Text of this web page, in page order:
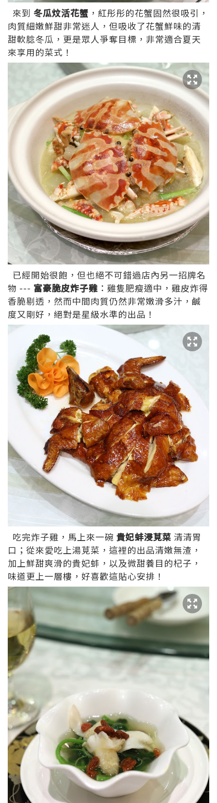
來到 冬瓜炆活花蟹 ，紅彤彤的花蟹固然很吸引，
肉質細嫩鮮甜非常迷人，但吸收了花蟹鮮味的清
甜軟腍冬瓜，更是眾人爭奪目標，非常適合夏天
來享用的菜式！
已經開始很飽，但也絕不可錯過店內另一招牌名
物 --- 富豪脆皮炸子雞 ：雞隻肥瘦適中，雞皮炸得
香脆剔透，然而中間肉質仍然非常嫩滑多汁，鹹
度又剛好，絕對是星級水準的出品！
吃完炸子雞，馬上來一碗 貴妃蚌浸莧菜 清清胃
口；從來愛吃上湯莧菜，這裡的出品清嫩無渣，
加上鮮甜爽滑的貴妃蚌，以及微甜養目的杞子，
味道更上一層樓，好喜歡這貼心安排！